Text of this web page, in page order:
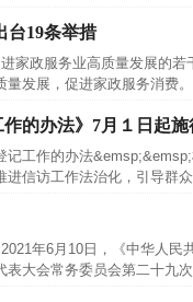
台19条举措
政服务业高质量发展的若
量发展，促进家政服务消
作的办法》7月１日起施
记工作的办法
信访工作法治化，引导群
6月10日，《中华人民共
表大会常务委员会第二十九